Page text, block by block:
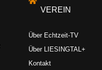
VEREIN
Über Echtzeit-TV
Über LIESINGTAL+
Kontakt